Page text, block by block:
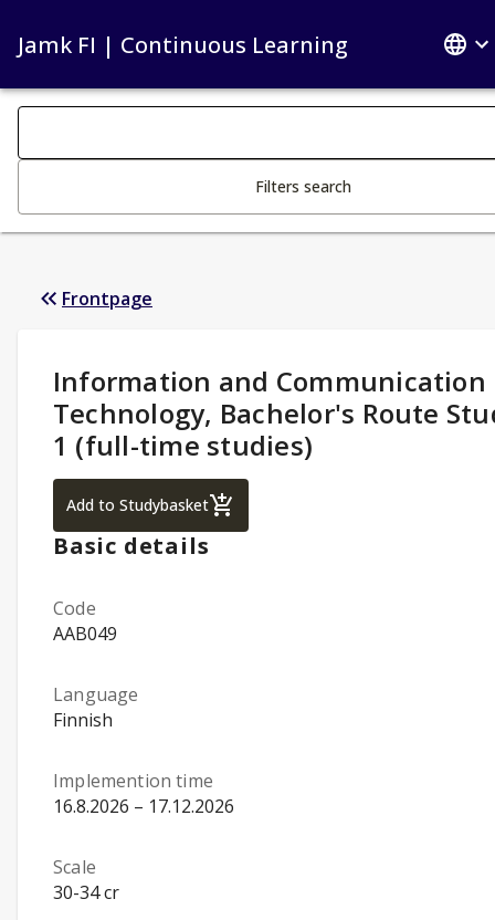
Jamk FI | Continuous Learning
Search filters
Filters search
Frontpage
Study Details:
Information and Communication
Technology, Bachelor's Route
1 (full-time studies)
Add to StudybasketInformation and Communication
Basic details
Code
AAB049
Language
Finnish
Implemention time
16.8.2026 – 17.12.2026
Scale
30-34 cr